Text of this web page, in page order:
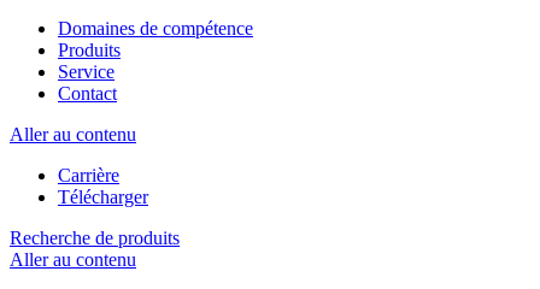
Domaines de compétence
Produits
Service
Contact
Aller au contenu
Carrière
Télécharger
Recherche de produits
Aller au contenu